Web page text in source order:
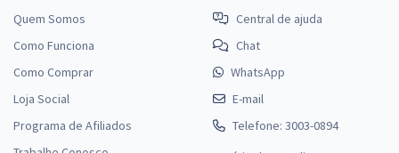
Quem Somos
Como Funciona
Como Comprar
Loja Social
Programa de Afiliados
Central de ajuda
Chat
WhatsApp
E-mail
Telefone: 3003-0894